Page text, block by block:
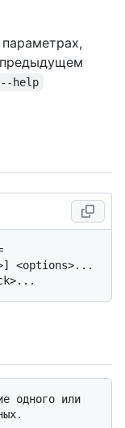
--help
<options>...